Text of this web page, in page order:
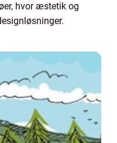
hvor æstetik og